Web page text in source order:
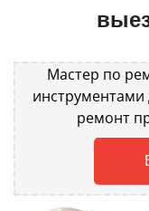
Мастер по
инструментами
ремонт